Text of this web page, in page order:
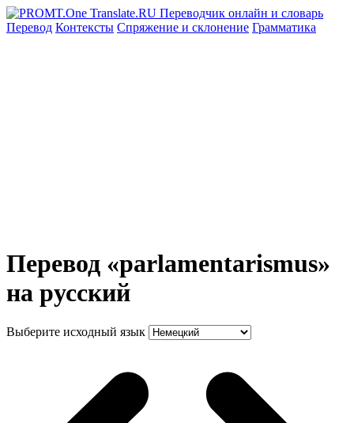
Перевод Контексты Спряжение и склонение Грамматика
Перевод «parlamentarismus»
на русский
Выберите исходный язык